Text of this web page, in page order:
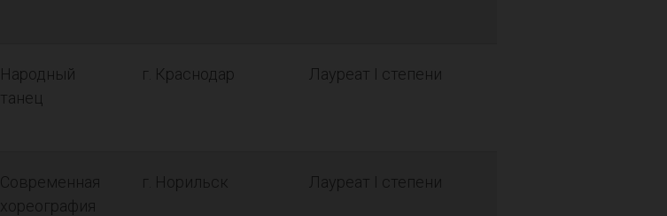
Народный
танец
г. Краснодар Лауреат I степени
Современная
хореография
г. Норильск Лауреат I степени